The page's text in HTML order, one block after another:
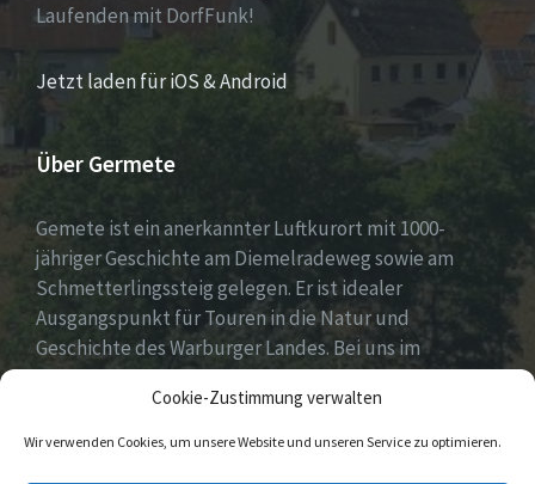
Cookie-Zustimmung verwalten
Wir verwenden Cookies, um unsere Website und unseren Service zu optimieren.
Laufenden mit DorfFunk!
Jetzt laden für iOS & Android
Über Germete
Gemete ist ein anerkannter Luftkurort mit 1000-
jähriger Geschichte am Diemelradeweg sowie am
Schmetterlingssteig gelegen. Er ist idealer
Ausgangspunkt für Touren in die Natur und
Geschichte des Warburger Landes. Bei uns im
Diemeltal gibt es ein buntes Dorfleben und viel
ehrenamtliches Engagement.